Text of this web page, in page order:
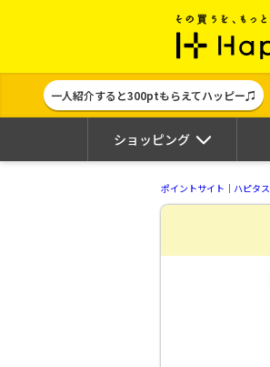
一人紹介すると300ptもらえてハッピー♫
ショッピング
ポイントサイト｜ハピタス